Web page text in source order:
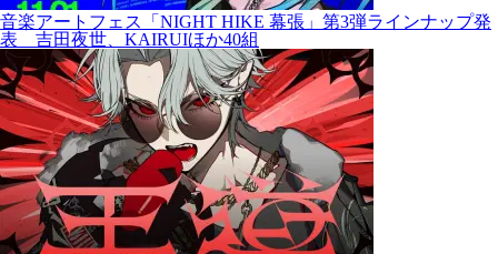
音楽アートフェス「NIGHT HIKE 幕張」第3弾ラインナップ発
表 吉田夜世、KAIRUIほか40組